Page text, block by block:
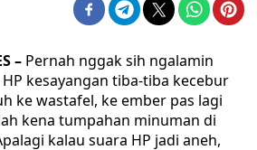
– Pernah nggak sih ngalamin
kesayangan tiba-tiba kecebur
ke wastafel, ke ember pas lagi
kena tumpahan minuman di
kalau suara HP jadi aneh,